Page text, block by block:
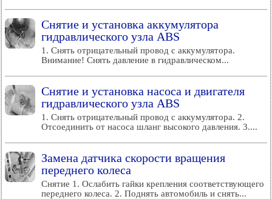
Снятие и установка аккумулятора
гидравлического узла ABS
1. Снять отрицательный провод с аккумулятора.
Внимание! Снять давление в гидравлическом...
Снятие и установка насоса и двигателя
гидравлического узла ABS
1. Снять отрицательный провод с аккумулятора. 2.
Отсоединить от насоса шланг высокого давления. 3....
Замена датчика скорости вращения
переднего колеса
Снятие 1. Ослабить гайки крепления соответствующего
переднего колеса. 2. Поднять автомобиль и снять...